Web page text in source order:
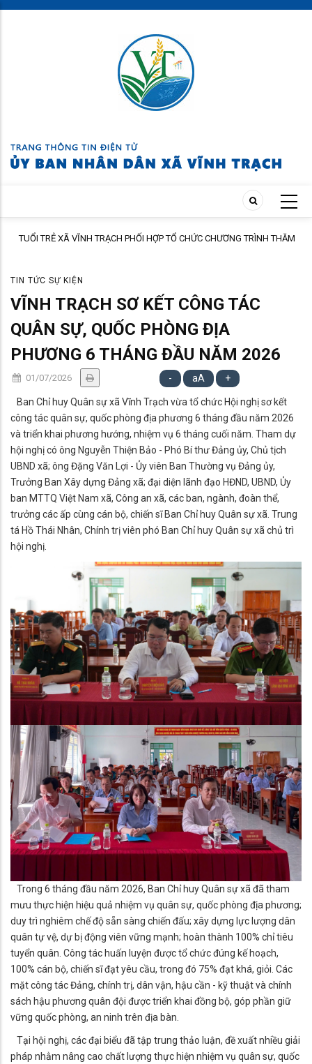
Skip
TUỔI TRẺ XÃ VĨNH TRẠCH PHỐI HỢP TỔ CHỨC CHƯƠNG TRÌNH THĂM
TIN TỨC SỰ KIỆN
VĨNH TRẠCH SƠ KẾT CÔNG TÁC
QUÂN SỰ, QUỐC PHÒNG ĐỊA
PHƯƠNG 6 THÁNG ĐẦU NĂM 2026
01/07/2026 - aA +
Ban Chỉ huy Quân sự xã Vĩnh Trạch vừa tổ chức Hội nghị sơ kết
công tác quân sự, quốc phòng địa phương 6 tháng đầu năm 2026
và triển khai phương hướng, nhiệm vụ 6 tháng cuối năm. Tham dự
hội nghị có ông Nguyễn Thiện Bảo - Phó Bí thư Đảng ủy, Chủ tịch
UBND xã; ông Đặng Văn Lợi - Ủy viên Ban Thường vụ Đảng ủy,
Trưởng Ban Xây dựng Đảng xã; đại diện lãnh đạo HĐND, UBND, Ủy
ban MTTQ Việt Nam xã, Công an xã, các ban, ngành, đoàn thể,
trưởng các ấp cùng cán bộ, chiến sĩ Ban Chỉ huy Quân sự xã. Trung
tá Hồ Thái Nhân, Chính trị viên phó Ban Chỉ huy Quân sự xã chủ trì
hội nghị.
Trong 6 tháng đầu năm 2026, Ban Chỉ huy Quân sự xã đã tham
mưu thực hiện hiệu quả nhiệm vụ quân sự, quốc phòng địa phương;
duy trì nghiêm chế độ sẵn sàng chiến đấu; xây dựng lực lượng dân
quân tự vệ, dự bị động viên vững mạnh; hoàn thành 100% chỉ tiêu
tuyển quân. Công tác huấn luyện được tổ chức đúng kế hoạch,
100% cán bộ, chiến sĩ đạt yêu cầu, trong đó 75% đạt khá, giỏi. Các
mặt công tác Đảng, chính trị, dân vận, hậu cần - kỹ thuật và chính
sách hậu phương quân đội được triển khai đồng bộ, góp phần giữ
vững quốc phòng, an ninh trên địa bàn.
Tại hội nghị, các đại biểu đã tập trung thảo luận, đề xuất nhiều giải
pháp nhằm nâng cao chất lượng thực hiện nhiệm vụ quân sự, quốc